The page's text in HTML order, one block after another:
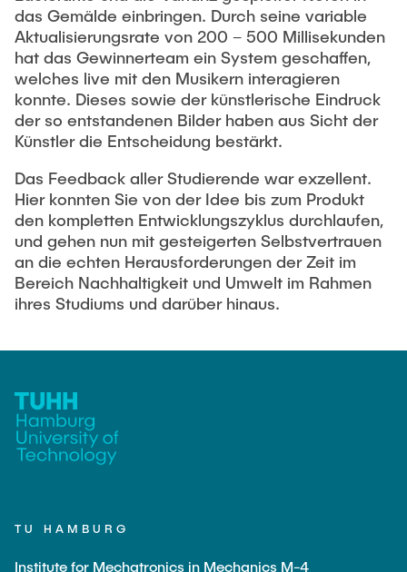
das Gemälde einbringen. Durch seine variable
Aktualisierungsrate von 200 – 500 Millisekunden
hat das Gewinnerteam ein System geschaffen,
welches live mit den Musikern interagieren
konnte. Dieses sowie der künstlerische Eindruck
der so entstandenen Bilder haben aus Sicht der
Künstler die Entscheidung bestärkt.
Das Feedback aller Studierende war exzellent.
Hier konnten Sie von der Idee bis zum Produkt
den kompletten Entwicklungszyklus durchlaufen,
und gehen nun mit gesteigerten Selbstvertrauen
an die echten Herausforderungen der Zeit im
Bereich Nachhaltigkeit und Umwelt im Rahmen
ihres Studiums und darüber hinaus.
TU HAMBURG
Institute for Mechatronics in Mechanics M-4